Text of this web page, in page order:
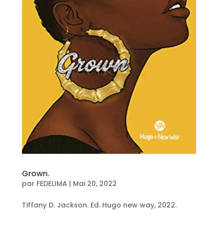
Grown.
par FEDELIMA | Mai 20, 2022
Tiffany D. Jackson. Ed. Hugo new way, 2022.